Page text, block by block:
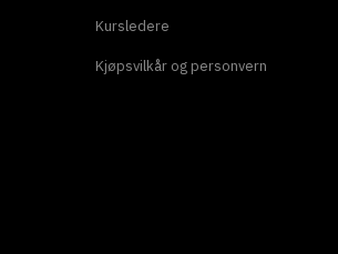
Kursledere
Kjøpsvilkår og personvern